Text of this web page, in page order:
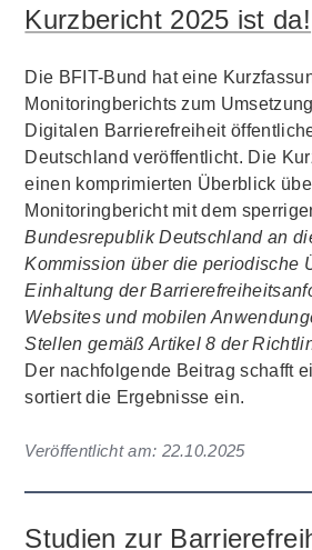
Kurzbericht 2025 ist da!
Die BFIT-Bund hat eine
Monitoringberichts zum
Digitalen Barrierefreiheit
Deutschland veröffentlicht. Die
einen komprimierten Überblick
Monitoringbericht mit dem
Bundesrepublik Deutschland an
Kommission über die periodische
Einhaltung der
Websites und mobilen
Stellen gemäß Artikel 8 der
Der nachfolgende Beitrag schafft
sortiert die Ergebnisse ein.
Veröffentlicht am: 22.10.2025
Studien zur